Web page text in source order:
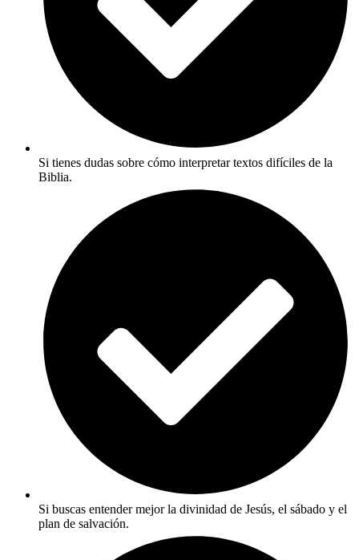
Si tienes dudas sobre cómo interpretar textos difíciles de la
Biblia.
Si buscas entender mejor la divinidad de Jesús, el sábado y el
plan de salvación.